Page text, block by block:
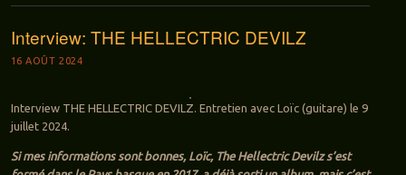
Interview: THE HELLECTRIC DEVILZ
16 AOÛT 2024
Interview THE HELLECTRIC DEVILZ. Entretien avec Loïc (guitare) le 9
juillet 2024.
Si mes informations sont bonnes, Loïc, The Hellectric Devilz s’est